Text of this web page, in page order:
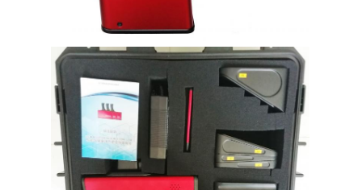
Producten
VR -show
Over Ons
Fabriekstour
Kwaliteitscontrole